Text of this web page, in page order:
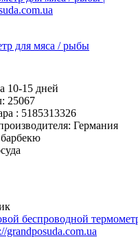
для мяса / рыбы
10-15 дней
25067
: 5185313326
Германия